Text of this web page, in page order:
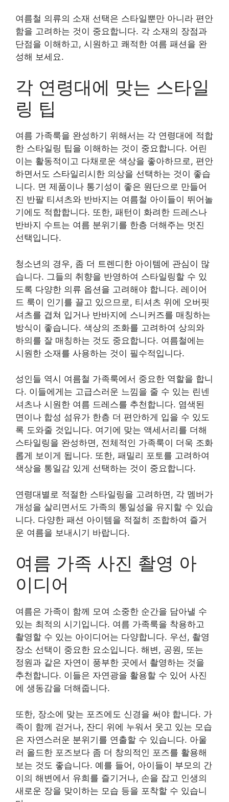
여름철 의류의 소재 선택은 스타일뿐만 아니라 편안
함을 고려하는 것이 중요합니다. 각 소재의 장점과
단점을 이해하고, 시원하고 쾌적한 여름 패션을 완
성해 보세요.
각 연령대에 맞는 스타일
링 팁
여름 가족룩을 완성하기 위해서는 각 연령대에 적합
한 스타일링 팁을 이해하는 것이 중요합니다. 어린
이는 활동적이고 다채로운 색상을 좋아하므로, 편안
하면서도 스타일리시한 의상을 선택하는 것이 좋습
니다. 면 제품이나 통기성이 좋은 원단으로 만들어
진 반팔 티셔츠와 반바지는 여름철 아이들이 뛰어놀
기에도 적합합니다. 또한, 패턴이 화려한 드레스나
반바지 수트는 여름 분위기를 한층 더해주는 멋진
선택입니다.
청소년의 경우, 좀 더 트렌디한 아이템에 관심이 많
습니다. 그들의 취향을 반영하여 스타일링할 수 있
도록 다양한 의류 옵션을 고려해야 합니다. 레이어
드 룩이 인기를 끌고 있으므로, 티셔츠 위에 오버핏
셔츠를 겹쳐 입거나 반바지에 스니커즈를 매칭하는
방식이 좋습니다. 색상의 조화를 고려하여 상의와
하의를 잘 매칭하는 것도 중요합니다. 여름철에는
시원한 소재를 사용하는 것이 필수적입니다.
성인들 역시 여름철 가족룩에서 중요한 역할을 합니
다. 이들에게는 고급스러운 느낌을 줄 수 있는 린넨
셔츠나 시원한 여름 드레스를 추천합니다. 염색된
면이나 합성 섬유가 한층 더 편안하게 입을 수 있도
록 도와줄 것입니다. 여기에 맞는 액세서리를 더해
스타일링을 완성하면, 전체적인 가족룩이 더욱 조화
롭게 보이게 됩니다. 또한, 패밀리 포토를 고려하여
색상을 통일감 있게 선택하는 것이 중요합니다.
연령대별로 적절한 스타일링을 고려하면, 각 멤버가
개성을 살리면서도 가족의 통일성을 유지할 수 있습
니다. 다양한 패션 아이템을 적절히 조합하여 즐거
운 여름을 보내시기 바랍니다.
여름 가족 사진 촬영 아
이디어
여름은 가족이 함께 모여 소중한 순간을 담아낼 수
있는 최적의 시기입니다. 여름 가족룩을 착용하고
촬영할 수 있는 아이디어는 다양합니다. 우선, 촬영
장소 선택이 중요한 요소입니다. 해변, 공원, 또는
정원과 같은 자연이 풍부한 곳에서 촬영하는 것을
추천합니다. 이들은 자연광을 활용할 수 있어 사진
에 생동감을 더해줍니다.
또한, 장소에 맞는 포즈에도 신경을 써야 합니다. 가
족이 함께 걷거나, 잔디 위에 누워서 웃고 있는 모습
은 자연스러운 분위기를 연출할 수 있습니다. 아울
러 올드한 포즈보다 좀 더 창의적인 포즈를 활용해
보는 것도 좋습니다. 예를 들어, 아이들이 부모의 간
이의 해변에서 유희를 즐기거나, 손을 잡고 인생의
새로운 장을 맞이하는 모습 등을 포착할 수 있습니